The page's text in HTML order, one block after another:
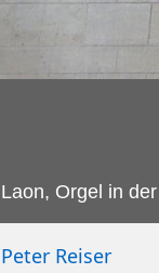
Laon, Orgel in
Peter Reiser